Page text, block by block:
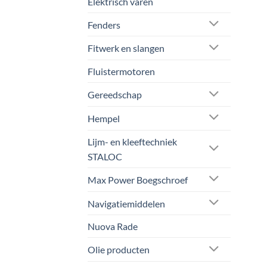
Fenders
Fitwerk en slangen
Fluistermotoren
Gereedschap
Hempel
Lijm- en kleeftechniek
STALOC
Max Power Boegschroef
Navigatiemiddelen
Nuova Rade
Olie producten